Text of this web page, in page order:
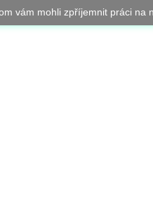
vám mohli zpříjemnit práci